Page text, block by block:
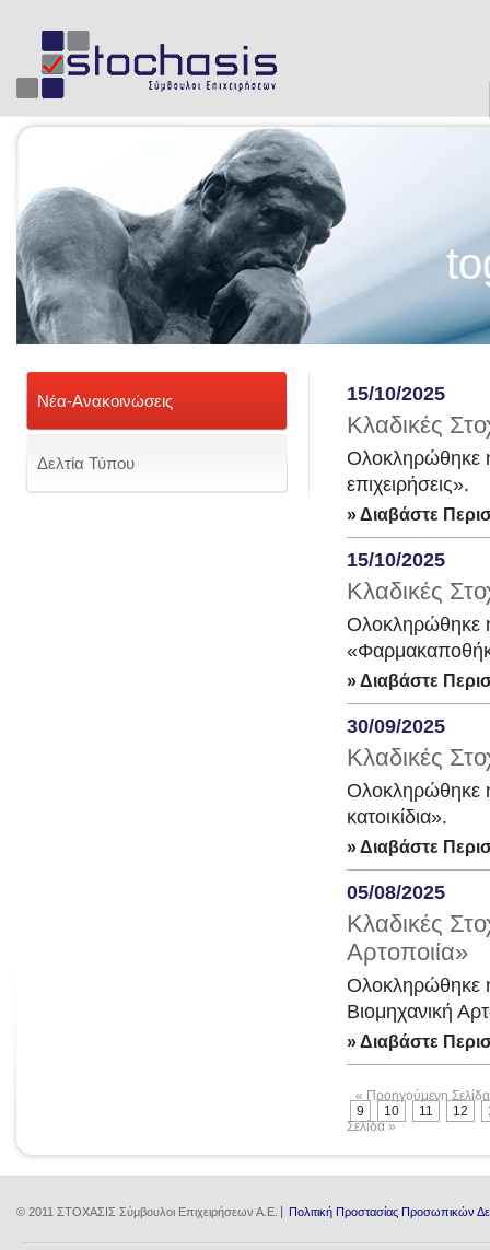
Νέα-Ανακοινώσεις
Δελτία Τύπου
15/10/2025
Κλαδικές
Ολοκληρώθηκε
επιχειρήσεις».
» Διαβάστε
15/10/2025
Κλαδικές
Ολοκληρώθηκε
» Διαβάστε
30/09/2025
Κλαδικές
Ολοκληρώθηκε
κατοικίδια».
» Διαβάστε
05/08/2025
Κλαδικές
Αρτοποιία»
Ολοκληρώθηκε η
Βιομηχανική
» Διαβάστε
« Προηγούμενη Σελίδα
9
10 11 12
Σελίδα »
© 2011 ΣΤΟΧΑΣΙΣ Σύμβουλοι Επιχειρήσεων Α.Ε. Πολιτική Προστασίας Προσωπικών